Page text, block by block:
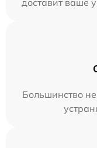
Большинство